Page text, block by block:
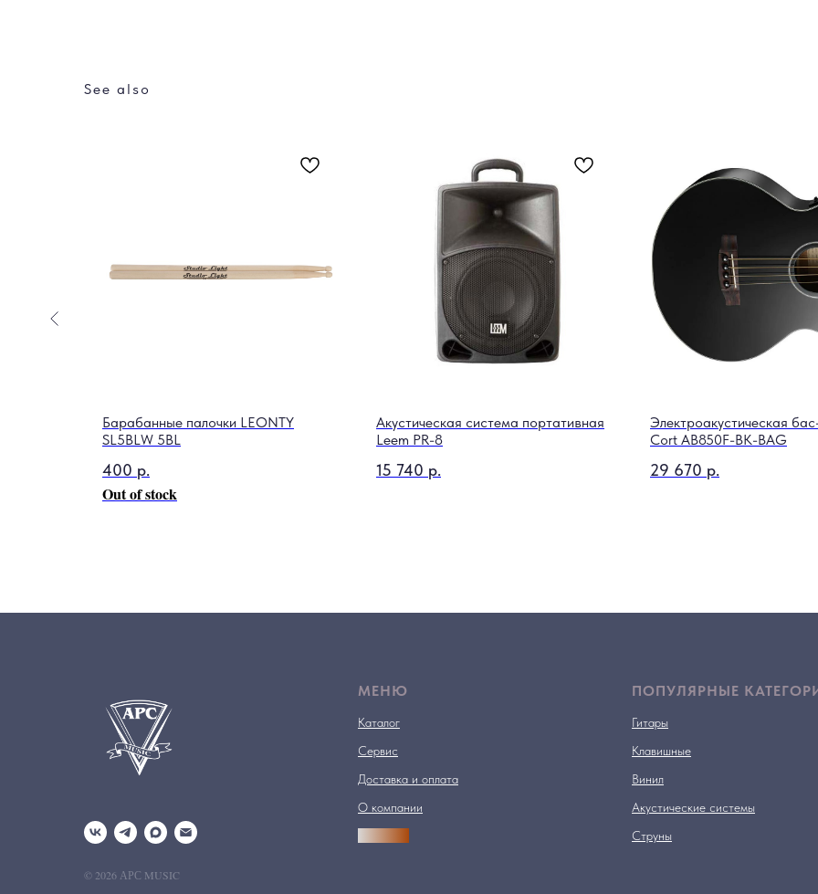
See also
Барабанные палочки LEONTY
SL5BLW 5BL
400 р.
Out of stock
Акустическая система портативная
Leem PR-8
15 740 р.
Электроакустическая
Cort AB850F-BK-BAG
29 670 р.
© 2026 АРС MUSIC
МЕНЮ
Каталог
Сервис
Доставка и оплата
О компании
ПОПУЛЯРНЫЕ
Гитары
Клавишные
Винил
Акустические системы
Струны